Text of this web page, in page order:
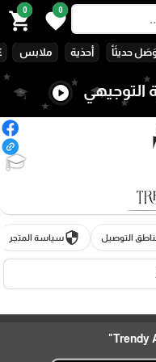
0
favorite
0
shopping_cart
حديثَاً أحذية ملابس
التوجيهي play_circle
🎓
التوصيل securityسياسة المتجر